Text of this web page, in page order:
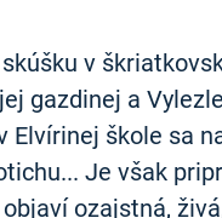
v
gazdinej a
škole sa
Je však
ozajstná,